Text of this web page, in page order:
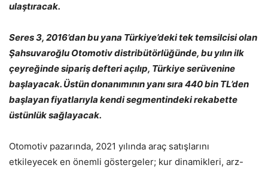
ulaştıracak.
Seres 3, 2016’dan bu yana Türkiye’deki tek temsilcisi olan
Şahsuvaroğlu Otomotiv distribütörlüğünde, bu yılın ilk
çeyreğinde sipariş defteri açılıp, Türkiye serüvenine
başlayacak. Üstün donanımının yanı sıra 440 bin TL’den
başlayan fiyatlarıyla kendi segmentindeki rekabette
üstünlük sağlayacak.
Otomotiv pazarında, 2021 yılında araç satışlarını
etkileyecek en önemli göstergeler; kur dinamikleri, arz-